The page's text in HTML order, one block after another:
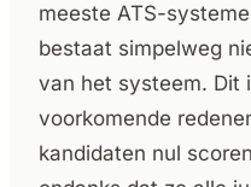
meeste ATS-
bestaat simpelweg
van het systeem. Dit
voorkomende
kandidaten nul